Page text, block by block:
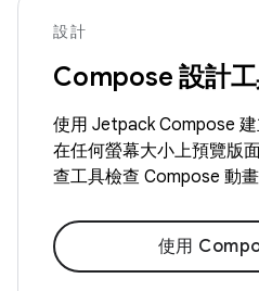
設計
Compose 設計
使用 Jetpack Compose
在任何螢幕大小上預覽版
查工具檢查 Compose 動畫
使用